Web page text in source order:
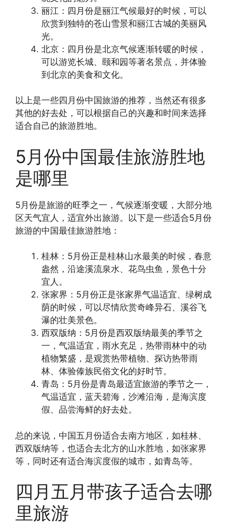
丽江：四月份是丽江气候最好的时候，可以
欣赏到独特的苍山雪景和丽江古城的美丽风
光。
北京：四月份是北京气候逐渐转暖的时候，
可以游览长城、颐和园等著名景点，并体验
到北京的美食和文化。
以上是一些四月份中国旅游的推荐，当然还有很多
其他的好去处，可以根据自己的兴趣和时间来选择
适合自己的旅游胜地。
5月份中国最佳旅游胜地
是哪里
5月份是旅游的旺季之一，气候逐渐变暖，大部分地
区天气宜人，适宜外出旅游。以下是一些适合5月份
旅游的中国最佳旅游胜地：
桂林：5月份正是桂林山水最美的时候，春意
盎然，沿途溪流泉水、花鸟虫鱼，景色十分
宜人。
张家界：5月份正是张家界气温适宜、绿树成
荫的时候，可以尽情欣赏奇峰异石、溪谷飞
瀑的壮美景色。
西双版纳：5月份是西双版纳最美的季节之
一，气温适宜，雨水充足，热带雨林中的动
植物繁盛，是观赏热带植物、探访热带雨
林、体验傣族民俗文化的好时节。
青岛：5月份是青岛最适宜旅游的季节之一，
气温适宜，蓝天碧海，沙滩沿海，是海滨度
假、品尝海鲜的好去处。
总的来说，中国五月份适合去南方地区，如桂林、
西双版纳等，也适合去北方的山水胜地，如张家界
等，同时还有适合海滨度假的城市，如青岛等。
四月五月带孩子适合去哪
里旅游